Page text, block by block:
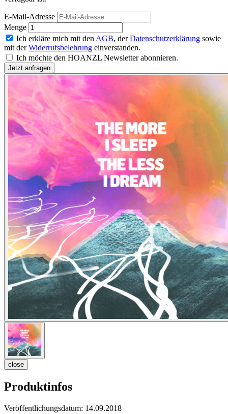
E-Mail-Adresse
Menge
Ich erkläre mich mit den AGB, derDatenschutzerklärung sowie
mit derWiderrufsbelehrung einverstanden.
Ich möchte den HOANZL Newsletter abonnieren.
close
Produktinfos
Veröffentlichungsdatum: 14.09.2018